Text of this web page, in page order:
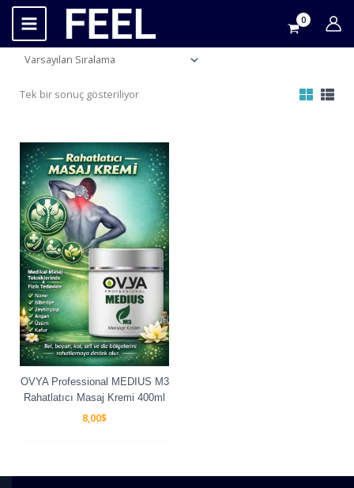
İçeriğe
Tek bir sonuç gösteriliyor
OVYA Professional MEDIUS M3
Rahatlatıcı Masaj Kremi 400ml
8,00$